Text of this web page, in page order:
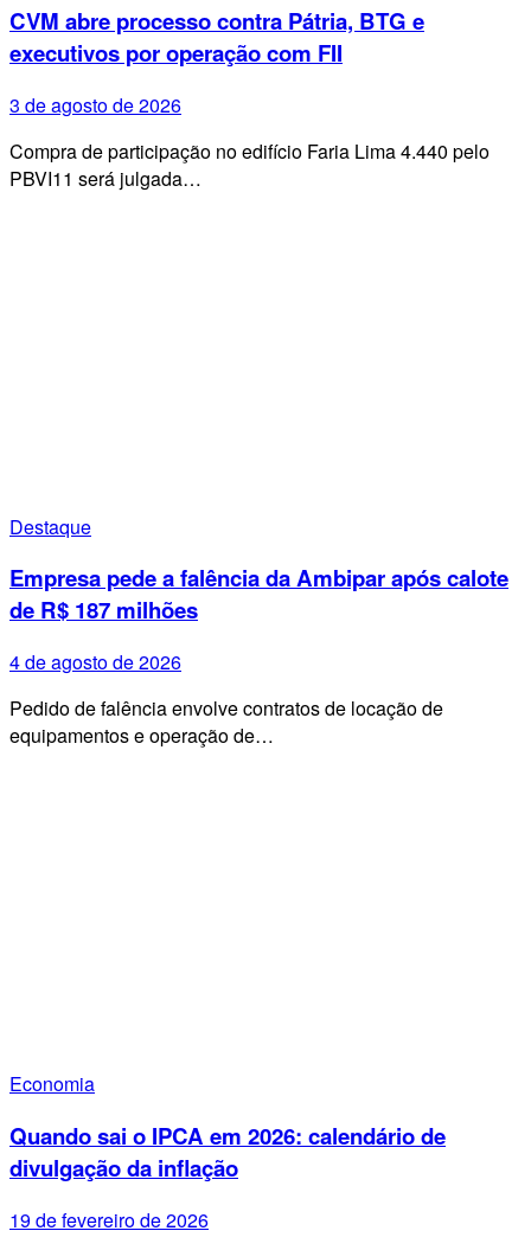
CVM abre processo contra Pátria, BTG e
executivos por operação com FII
3 de agosto de 2026
Compra de participação no edifício Faria Lima 4.440 pelo
PBVI11 será julgada…
Destaque
Empresa pede a falência da Ambipar após calote
de R$ 187 milhões
4 de agosto de 2026
Pedido de falência envolve contratos de locação de
equipamentos e operação de…
Economia
Quando sai o IPCA em 2026: calendário de
divulgação da inflação
19 de fevereiro de 2026